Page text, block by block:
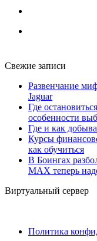
Свежие записи
Развенчание
Jaguar
Где
особенности
Где и как
Курсы
как обучиться
В Боингах
MAX теперь
Виртуальный сервер
Политика